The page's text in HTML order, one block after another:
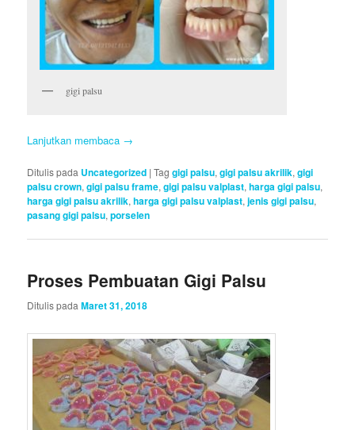
gigi palsu
Lanjutkan membaca →
Ditulis pada Uncategorized |Tag gigi palsu,gigi palsu akrilik,gigi
palsu crown,gigi palsu frame,gigi palsu valplast,harga gigi palsu,
harga gigi palsu akrilik,harga gigi palsu valplast,jenis gigi palsu,
pasang gigi palsu,porselen
Proses Pembuatan Gigi Palsu
Ditulis padaMaret 31, 2018